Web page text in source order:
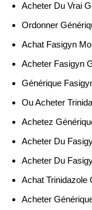
Acheter Du Vrai
Ordonner
Achat Fasigyn
Acheter Fasigyn
Générique
Ou Acheter
Achetez
Acheter Du
Acheter Du
Achat Trinidazole
Acheter